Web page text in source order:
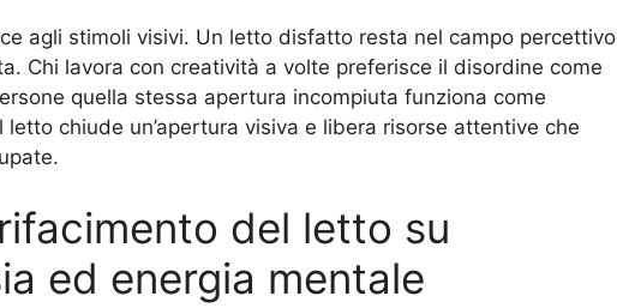
agli stimoli visivi. Un letto disfatto resta nel campo percettivo
Chi lavora con creatività a volte preferisce il disordine come
quella stessa apertura incompiuta funziona come
chiude un’apertura visiva e libera risorse attentive che
del letto su
ed energia mentale